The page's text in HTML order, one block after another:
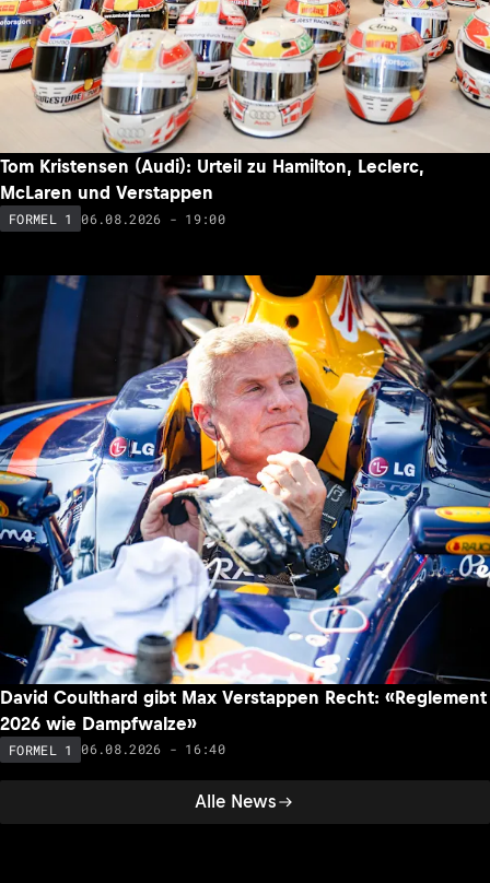
Alle News
Tom Kristensen (Audi): Urteil zu Hamilton, Leclerc,
McLaren und Verstappen
FORMEL 1 06.08.2026 - 19:00
David Coulthard gibt Max Verstappen Recht: «Reglement
2026 wie Dampfwalze»
FORMEL 1 06.08.2026 - 16:40